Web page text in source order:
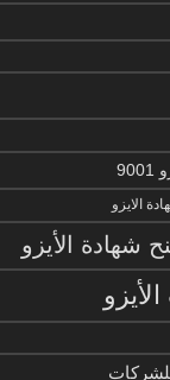
الايزو
شهادة الأيزو